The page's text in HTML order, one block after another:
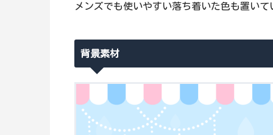
メンズでも使いやすい落ち着いた色も置いて
背景素材